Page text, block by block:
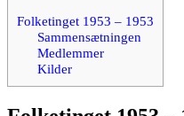
Folketinget 1953 – 1953
Sammensætningen
Medlemmer
Kilder